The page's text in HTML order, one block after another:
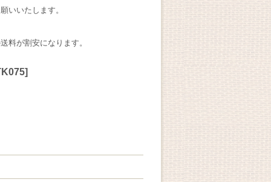
いいたします。
料が割安になります。
]